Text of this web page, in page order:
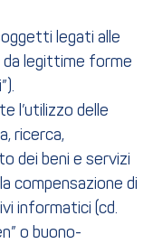
legati alle
da legittime forme
l’utilizzo delle
ricerca,
dei beni e servizi
compensazione di
informatici (cd.
o buono-